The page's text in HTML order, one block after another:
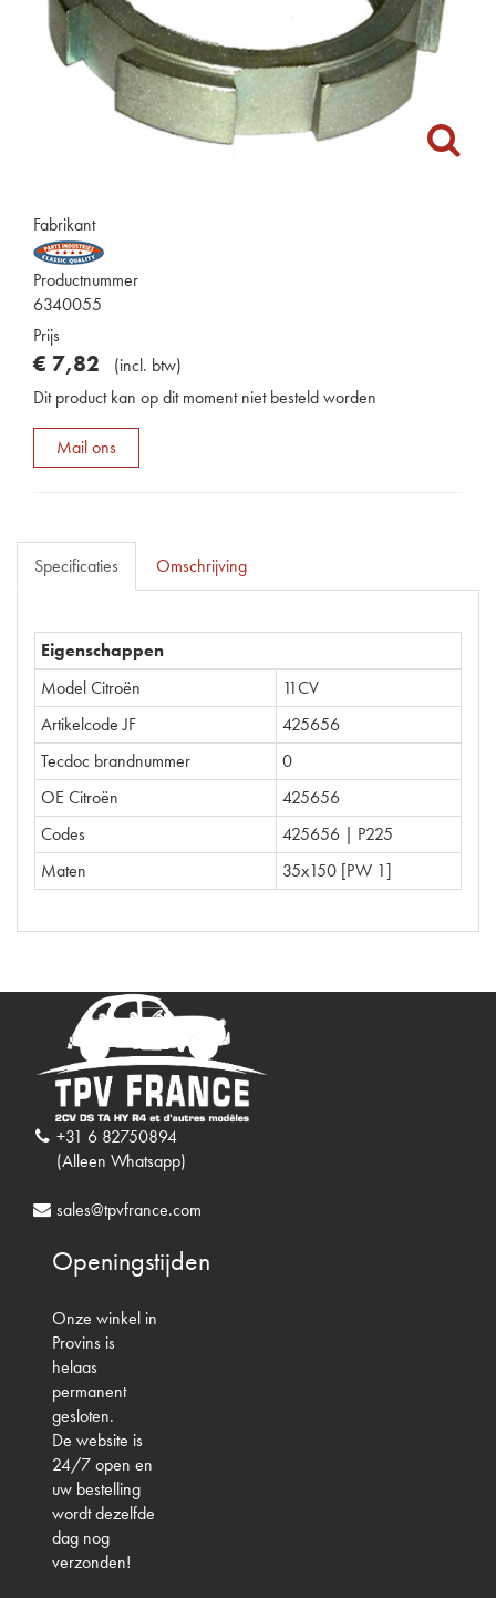
Fabrikant
Productnummer
6340055
Prijs
€ 7,82 (incl. btw)
Dit product kan op dit moment niet besteld worden
Mail ons
Specificaties Omschrijving
Eigenschappen
Model Citroën
11CV
Artikelcode JF
425656
Tecdoc brandnummer
0
OE Citroën
425656
Codes
425656 | P225
Maten
35x150 [PW 1]
+31 6 82750894
(Alleen Whatsapp)
sales@tpvfrance.com
Openingstijden
Onze winkel in
Provins is
helaas
permanent
gesloten.
De website is
24/7 open en
uw bestelling
wordt dezelfde
dag nog
verzonden!